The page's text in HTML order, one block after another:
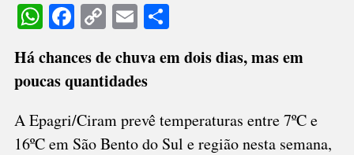
WhatsApp
Facebook
CopyEmailShare
Há chances de chuva em dois dias, mas em
poucas quantidades
A Epagri/Ciram prevê temperaturas entre 7ºC e
16ºC em São Bento do Sul e região nesta semana,